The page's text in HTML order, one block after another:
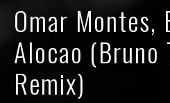
Omar Montes,
Alocao (Bruno
Remix)